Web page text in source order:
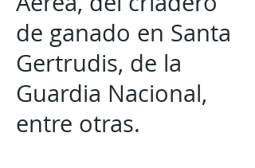
de ganado en Santa
Gertrudis, de la
Guardia Nacional,
entre otras.